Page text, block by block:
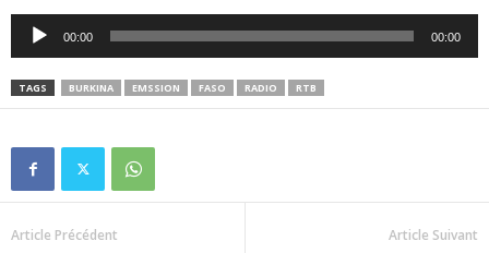
Lecteur
audio
00:00 00:00
TAGS BURKINA EMSSION FASO RADIO RTB
Article Précédent Article Suivant